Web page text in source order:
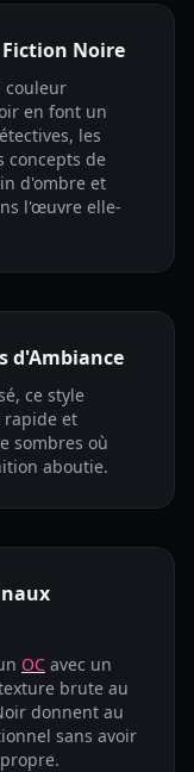
Noire
couleur
en font un
les
concepts de
d'ombre et
l'œuvre elle-
d'Ambiance
ce style
rapide et
sombres où
aboutie.
OC avec un
brute au
donnent au
sans avoir